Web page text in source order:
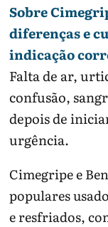
Sobre
diferenças e
indicação
Falta de ar,
confusão,
depois de
urgência.
Cimegripe e
populares
e resfriados,